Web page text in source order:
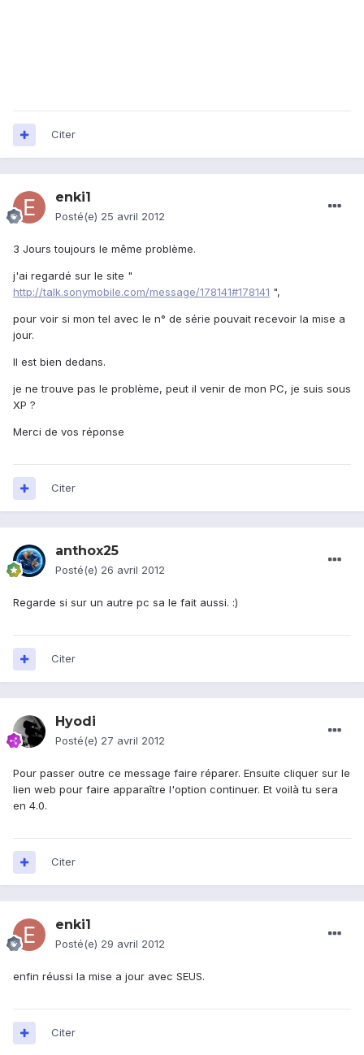
Citer
enki1
Posté(e) 25 avril 2012
3 Jours toujours le même problème.
j'ai regardé sur le site "
http://talk.sonymobile.com/message/178141#178141 ",
pour voir si mon tel avec le n° de série pouvait recevoir la mise a
jour.
Il est bien dedans.
je ne trouve pas le problème, peut il venir de mon PC, je suis sous
XP ?
Merci de vos réponse
Citer
anthox25
Posté(e) 26 avril 2012
Regarde si sur un autre pc sa le fait aussi. :)
Citer
Hyodi
Posté(e) 27 avril 2012
Pour passer outre ce message faire réparer. Ensuite cliquer sur le
lien web pour faire apparaître l'option continuer. Et voilà tu sera
en 4.0.
Citer
enki1
Posté(e) 29 avril 2012
enfin réussi la mise a jour avec SEUS.
Citer